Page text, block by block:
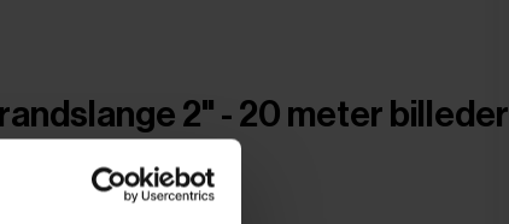
2" - 20 meter billeder